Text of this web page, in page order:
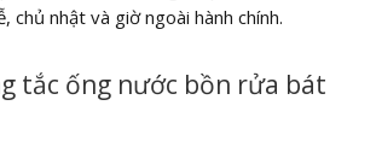
chủ nhật và giờ ngoài hành chính.
tắc ống nước bồn rửa bát